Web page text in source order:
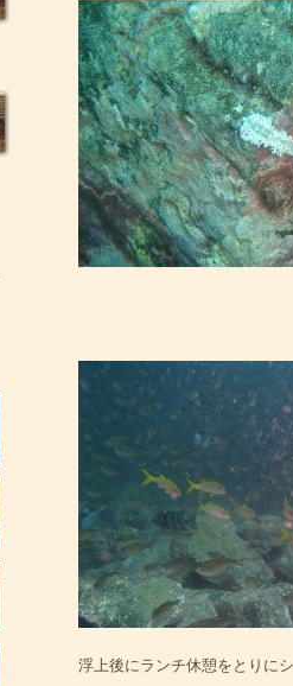
浮上後にランチ休憩をとりに